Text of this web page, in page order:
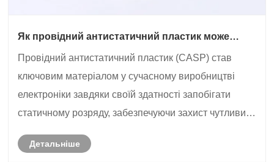
Як провідний антистатичний пластик може
Провідний антистатичний пластик (CASP) став
ключовим матеріалом у сучасному виробництві
електроніки завдяки своїй здатності запобігати
статичному розряду, забезпечуючи захист чутливих
високоефективні полімерні матриці з
Детальніше